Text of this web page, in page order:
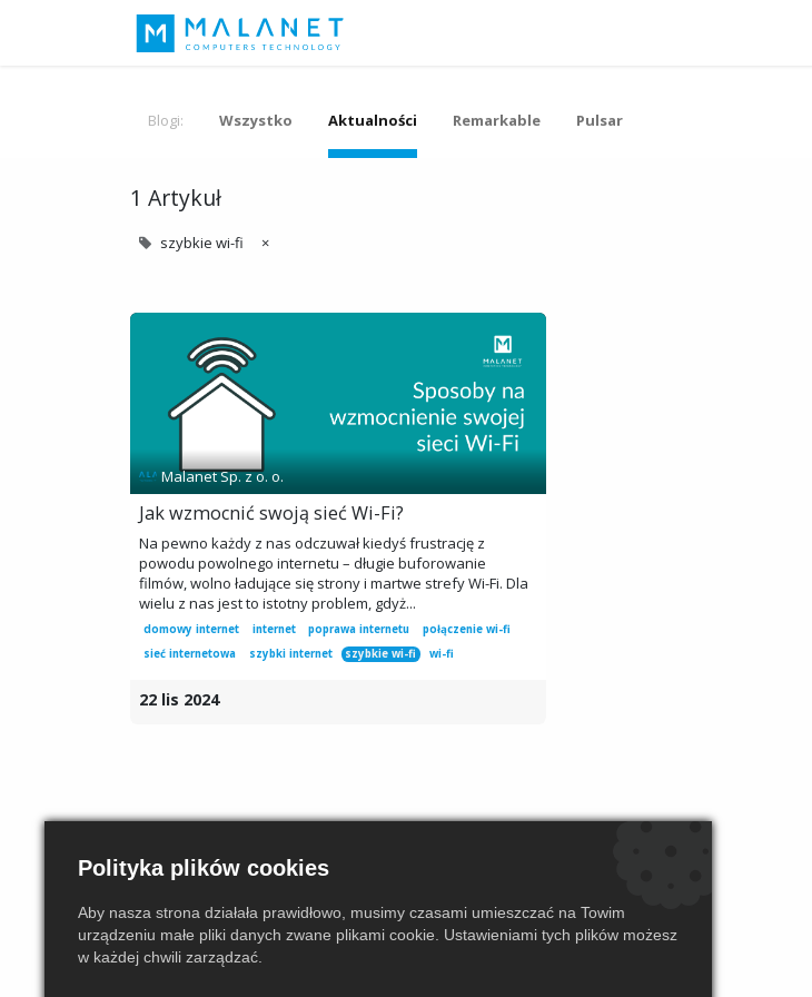
Blogi: Wszystko Aktualności Remarkable Pulsar
1 Artykuł
szybkie wi-fi ×
Malanet Sp. z o. o.
Jak wzmocnić swoją sieć Wi-Fi?
Na pewno każdy z nas odczuwał kiedyś frustrację z
powodu powolnego internetu – długie buforowanie
filmów, wolno ładujące się strony i martwe strefy Wi-Fi. Dla
wielu z nas jest to istotny problem, gdyż...
domowy internet internet poprawa internetu
połączenie wi-fi
sieć internetowa
szybki internet szybkie wi-fi wi-fi
22 lis 2024
Polityka plików cookies
Aby nasza strona działała prawidłowo, musimy czasami umieszczać na Towim
urządzeniu małe pliki danych zwane plikami cookie. Ustawieniami tych plików możesz
w każdej chwili zarządzać.